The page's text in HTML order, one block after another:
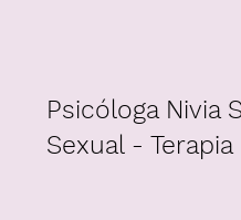
Psicóloga Nivia
Sexual -